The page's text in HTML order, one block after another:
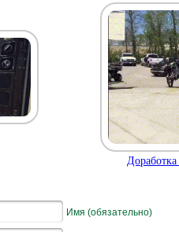
Имя (обязательно)